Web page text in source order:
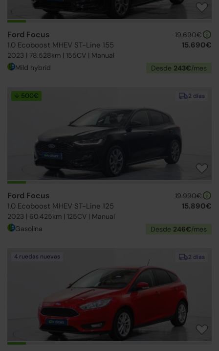
Ford Focus
1.0 Ecoboost MHEV ST-Line 155
2023 | 78.528km | 155CV | Manual
19.690€
15.690€
Mild hybrid Desde 243€/mes
2 días
↓ 500€
Ford Focus
1.0 Ecoboost MHEV ST-Line 125
2023 | 60.425km | 125CV | Manual
19.990€
15.890€
Gasolina Desde 246€/mes
2 días
4 ruedas nuevas